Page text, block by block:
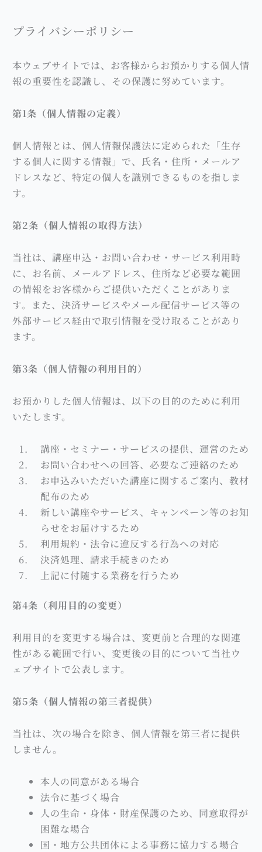
プライバシーポリシー
本ウェブサイトでは、お客様からお預かりする個人情
報の重要性を認識し、その保護に努めています。
第1条（個人情報の定義）
個人情報とは、個人情報保護法に定められた「生存
する個人に関する情報」で、氏名・住所・メールア
ドレスなど、特定の個人を識別できるものを指しま
す。
第2条（個人情報の取得方法）
当社は、講座申込・お問い合わせ・サービス利用時
に、お名前、メールアドレス、住所など必要な範囲
の情報をお客様からご提供いただくことがありま
す。また、決済サービスやメール配信サービス等の
外部サービス経由で取引情報を受け取ることがあり
ます。
第3条（個人情報の利用目的）
お預かりした個人情報は、以下の目的のために利用
いたします。
講座・セミナー・サービスの提供、運営のため
お問い合わせへの回答、必要なご連絡のため
お申込みいただいた講座に関するご案内、教材
配布のため
新しい講座やサービス、キャンペーン等のお知
らせをお届けするため
利用規約・法令に違反する行為への対応
決済処理、請求手続きのため
上記に付随する業務を行うため
第4条（利用目的の変更）
利用目的を変更する場合は、変更前と合理的な関連
性がある範囲で行い、変更後の目的について当社ウ
ェブサイトで公表します。
第5条（個人情報の第三者提供）
当社は、次の場合を除き、個人情報を第三者に提供
しません。
本人の同意がある場合
法令に基づく場合
人の生命・身体・財産保護のため、同意取得が
困難な場合
国・地方公共団体による事務に協力する場合